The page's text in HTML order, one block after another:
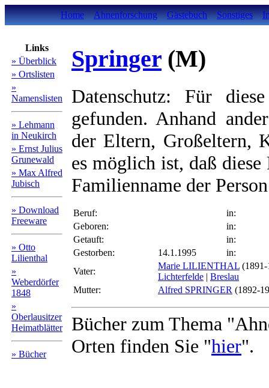
Home Ahnenforschung Gästebuch Sonstiges
Links
» Überblick
» Ortslisten
»
Namenslisten
» Lehmann
in Neukirch
» Ernst Julius
Grunewald
» Max Alfred
Jubisch
» Download
Freeware
» Otto
Lilienthal
»
Weberdörfer
1848
»
Oberlausitzer
Heimatblätter
» Bücher
Springer (M)
Datenschutz: Für
gefunden. Anhand
der Eltern, Großeltern,
es möglich ist, daß
Familienname der
Beruf:
in:
Geboren:
in:
Getauft:
in:
Gestorben:
14.1.1995
in:
Vater:
Marie LILIENTHAL
Lichterfelde | Breslau
Mutter:
Alfred SPRINGER (1892-
Bücher zum Thema
Orten finden Sie "hier".